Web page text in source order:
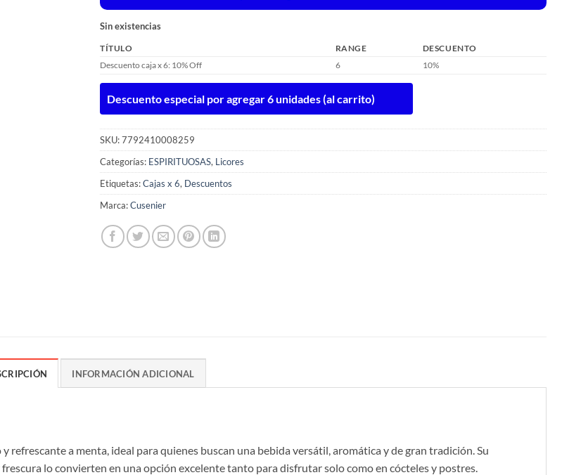
Sin existencias
TÍTULO RANGE
DESCUENTO
Descuento caja x 6: 10% Off
6 10%
Descuento especial por agregar 6 unidades (al carrito)
SKU:7792410008259
Categorías: ESPIRITUOSAS, Licores
Etiquetas:Cajas x 6, Descuentos
Marca:Cusenier
INFORMACIÓN ADICIONAL
refrescante a menta, ideal para quienes buscan una bebida versátil, aromática y de gran tradición. Su
lo convierten en una opción excelente tanto para disfrutar solo como en cócteles y postres.